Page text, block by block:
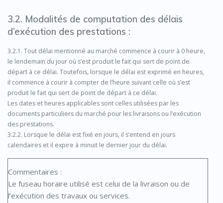
3.2. Modalités de computation des délais
d’exécution des prestations :
3.2.1. Tout délai mentionné au marché commence à courir à 0 heure,
le lendemain du jour où s’est produit le fait qui sert de point de
départ à ce délai. Toutefois, lorsque le délai est exprimé en heures,
il commence à courir à compter de l’heure suivant celle où s’est
produit le fait qui sert de point de départ à ce délai.
Les dates et heures applicables sont celles utilisées par les
documents particuliers du marché pour les livraisons ou l’exécution
des prestations.
3.2.2. Lorsque le délai est fixé en jours, il s’entend en jours
calendaires et il expire à minuit le dernier jour du délai.
Commentaires :
Le fuseau horaire utilisé est celui de la livraison ou de
l’exécution des travaux ou services.